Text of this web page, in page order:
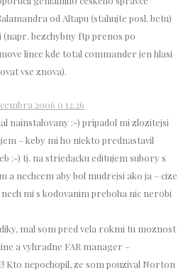
od Altapu (stahujte posl. betu)
bezchybny ftp prenos po
lince kde total commander jen hlasi
vse znova).
2006 o 12.26
nainstalovany :-) pripadol mi zlozitejsi
– keby mi ho niekto prednastavil
:-) tj. na striedacku editujem subory s
a nechcem aby bol mudrejsi ako ja – cize
mi s kodovanim preboha nic nerobi
mal som pred vela rokmi tu moznost
a vyhradne FAR manager –
Kto nepochopil, ze som pouzival Norton